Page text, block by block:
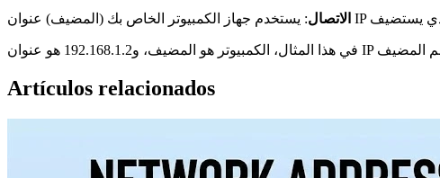
الاتصال
Artículos relacionados